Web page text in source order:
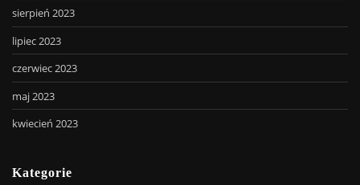
sierpień 2023
lipiec 2023
czerwiec 2023
maj 2023
kwiecień 2023
Kategorie